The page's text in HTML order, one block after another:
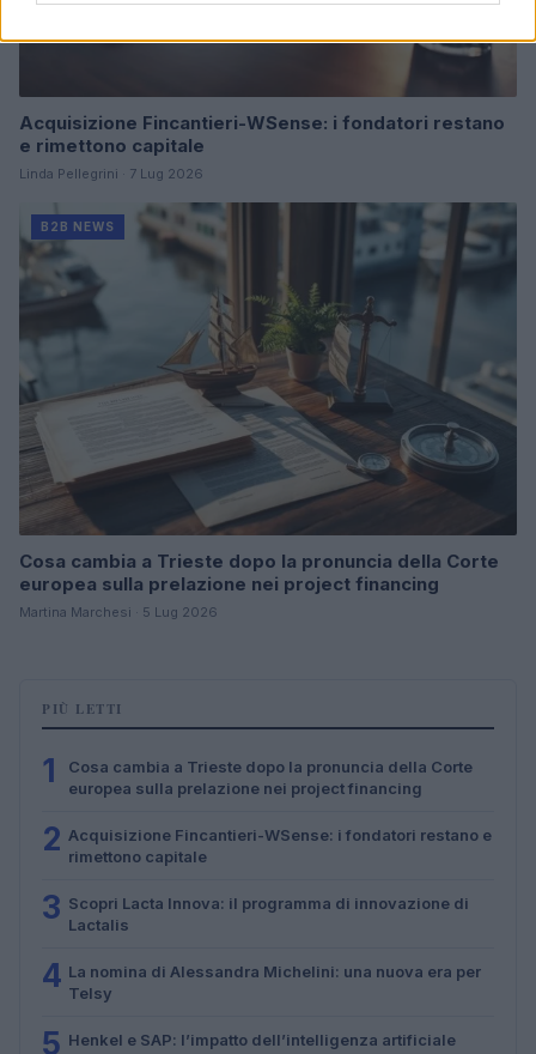
Acquisizione Fincantieri-WSense: i fondatori restano
e rimettono capitale
Linda Pellegrini · 7 Lug 2026
B2B NEWS
Cosa cambia a Trieste dopo la pronuncia della Corte
europea sulla prelazione nei project financing
Martina Marchesi · 5 Lug 2026
PIÙ LETTI
1
Cosa cambia a Trieste dopo la pronuncia della Corte
europea sulla prelazione nei project financing
2 Acquisizione Fincantieri-WSense: i fondatori restano e
rimettono capitale
3 Scopri Lacta Innova: il programma di innovazione di
Lactalis
4 La nomina di Alessandra Michelini: una nuova era per
Telsy
5 Henkel e SAP: l’impatto dell’intelligenza artificiale